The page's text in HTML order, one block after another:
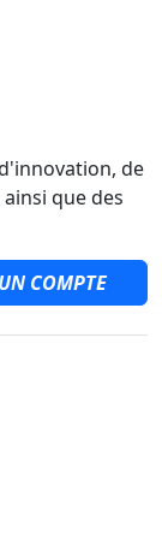
de
que des
COMPTE